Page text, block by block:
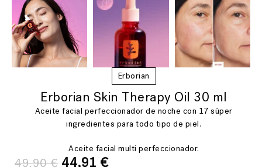
Erborian
Erborian Skin Therapy Oil 30 ml
Aceite facial perfeccionador de noche con 17 súper
ingredientes para todo tipo de piel.
Aceite facial multi perfeccionador.
49,90€ 44,91 €